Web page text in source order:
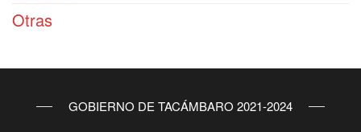
Otras
GOBIERNO DE TACÁMBARO 2021-2024